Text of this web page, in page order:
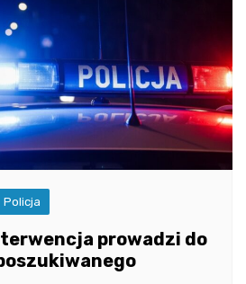
Policja
prowadzi do